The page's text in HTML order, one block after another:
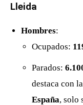
Lleida
Hombres:
Ocupados:
Parados:
destaca con la
España, solo